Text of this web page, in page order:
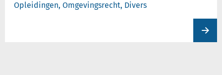
Opleidingen, Omgevingsrecht, Divers